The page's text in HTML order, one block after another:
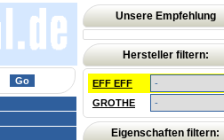
Unsere Empfehlung
Hersteller filtern:
EFF EFF
GROTHE
Eigenschaften filtern: